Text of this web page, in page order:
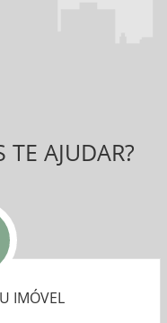
AJUDAR?
IMÓVEL